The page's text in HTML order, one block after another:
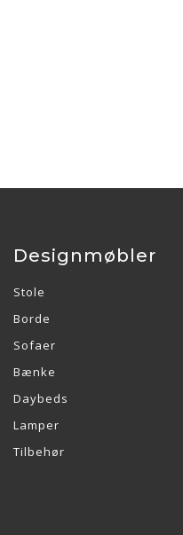
Designmøbler
Stole
Borde
Sofaer
Bænke
Daybeds
Lamper
Tilbehør